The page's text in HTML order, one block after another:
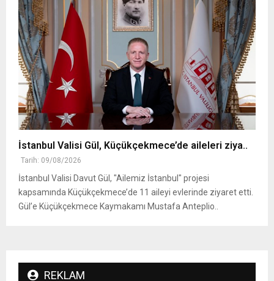
İstanbul Valisi Gül, Küçükçekmece’de aileleri ziya..
Tarih: 09/08/2026
İstanbul Valisi Davut Gül, "Ailemiz İstanbul" projesi
kapsamında Küçükçekmece’de 11 aileyi evlerinde ziyaret etti.
Gül’e Küçükçekmece Kaymakamı Mustafa Anteplio..
REKLAM